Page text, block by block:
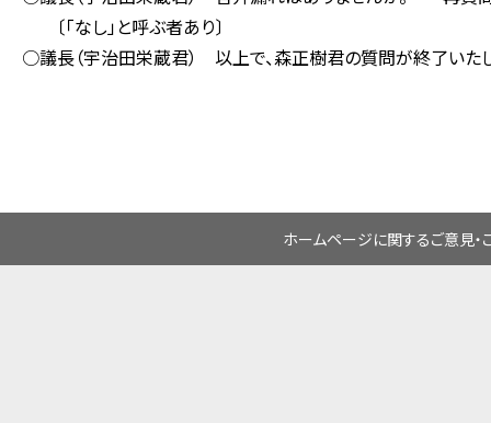
〔「なし」と呼ぶ者あり〕
○議長（宇治田栄蔵君） 以上で、森正樹君の質問が終了いた
ホームページに関するご意見・